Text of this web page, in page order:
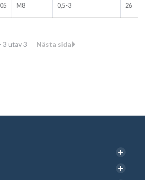
M8 0,5-3 26
3 utav 3 Nästa sida